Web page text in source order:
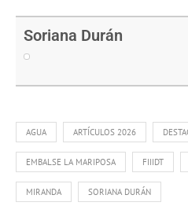
Soriana Durán
AGUA ARTÍCULOS 2026
EMBALSE LA MARIPOSA FIIIDT
MIRANDA SORIANA DURÁN